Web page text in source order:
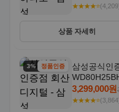
★★★★⭐
상품 자세히
3% 할인정품인증
삼성공식인
18kg 26년형
3,299,000원
★★★★⭐